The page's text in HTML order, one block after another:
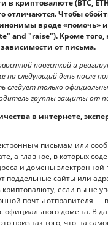
в криптовалюте (BTC,
отличаются. Чтобы
вроде «помочь»
and "raise"). Кроме
от письма.
повесткой и
следующий день после
следует только
группы защиты от
в интернете,
письмам или
а главное, в которых
и домены
поддельные сайты или
если вы не
почты отправителя
официального домена. В
признак того, что на